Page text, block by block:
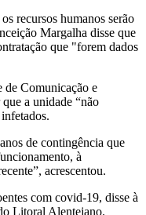
recursos humanos serão
Margalha disse que
que "forem dados
de Comunicação e
a unidade “não
de contingência que
à
acrescentou.
com covid-19, disse à
Litoral Alentejano.